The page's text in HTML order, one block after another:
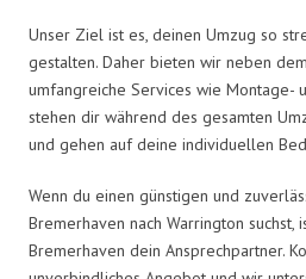
Unser Ziel ist es, deinen Umzug so
gestalten. Daher bieten wir neben
umfangreiche Services wie Montage-
stehen dir während des gesamten
und gehen auf deine individuellen
Wenn du einen günstigen und
Bremerhaven nach Warrington suchst,
Bremerhaven dein Ansprechpartner.